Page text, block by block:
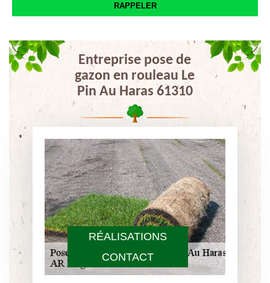
RÉALISATIONS
CONTACT
Entreprise pose de
gazon en rouleau Le
Pin Au Haras 61310